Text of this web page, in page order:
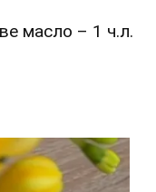
масло – 1 ч.л.